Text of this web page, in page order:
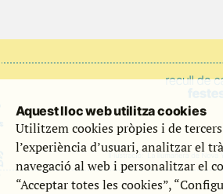
Aquest lloc web utilitza cookies
Utilitzem cookies pròpies i de
l’experiència d’usuari, analitzar el
navegació al web i personalitzar el
“Acceptar totes les cookies”,